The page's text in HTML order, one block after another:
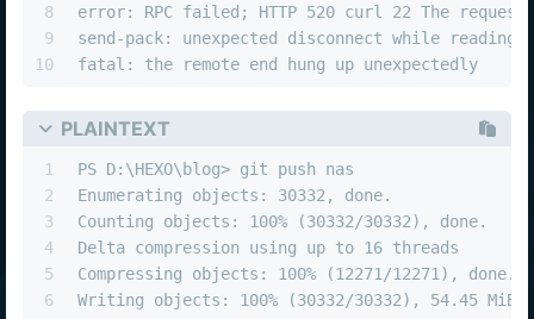
7
8
9
Total 30332 (delta 10987), reused 29639 (delta
error: RPC failed; HTTP 520 curl 22 The
send-pack: unexpected disconnect while reading
1
2
3
4
5
PS D:\HEXO\blog> git push nas
Enumerating objects: 30332, done.
Counting objects: 100% (30332/30332), done.
Delta compression using up to 16 threads
Compressing objects: 100% (12271/12271), done.